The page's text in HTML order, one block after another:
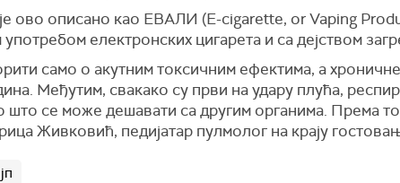
ово описано као ЕВАЛИ (E-cigarette, or Vaping
електронских цигарета и са дејством
само о акутним токсичним ефектима, а
Међутим, свакако су први на удару плућа,
што се може дешавати са другим органима. Према
Живковић, педијатар пулмолог на крају